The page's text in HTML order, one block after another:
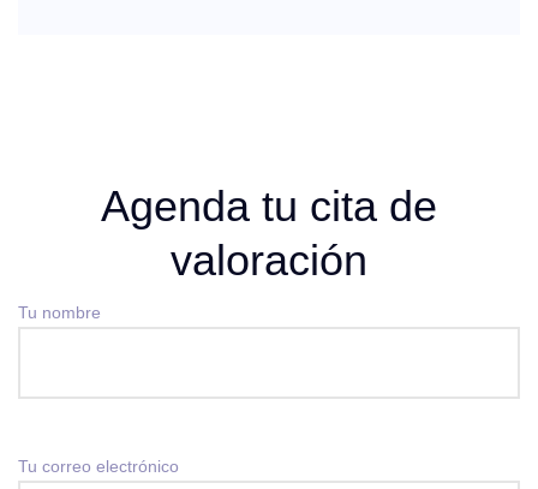
Agenda tu cita de
valoración
Tu nombre
Tu correo electrónico